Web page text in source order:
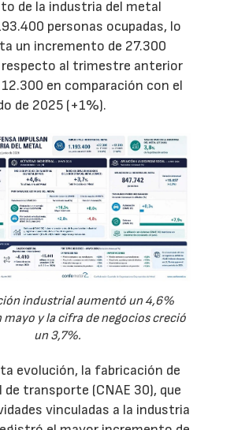
de la industria del metal
personas ocupadas, lo
un incremento de 27.300
al trimestre anterior
en comparación con el
de 2025 (+1%).
industrial aumentó un 4,6%
y la cifra de negocios creció
un 3,7%.
evolución, la fabricación de
transporte (CNAE 30), que
vinculadas a la industria